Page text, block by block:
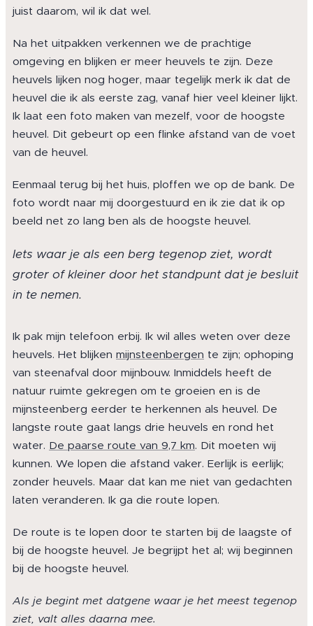
juist daarom, wil ik dat wel.
Na het uitpakken verkennen we de prachtige
omgeving en blijken er meer heuvels te zijn. Deze
heuvels lijken nog hoger, maar tegelijk merk ik dat de
heuvel die ik als eerste zag, vanaf hier veel kleiner lijkt.
Ik laat een foto maken van mezelf, voor de hoogste
heuvel. Dit gebeurt op een flinke afstand van de voet
van de heuvel.
Eenmaal terug bij het huis, ploffen we op de bank. De
foto wordt naar mij doorgestuurd en ik zie dat ik op
beeld net zo lang ben als de hoogste heuvel.
Iets waar je als een berg tegenop ziet, wordt
groter of kleiner door het standpunt dat je besluit
in te nemen.
Ik pak mijn telefoon erbij. Ik wil alles weten over deze
heuvels. Het blijken mijnsteenbergen te zijn; ophoping
van steenafval door mijnbouw. Inmiddels heeft de
natuur ruimte gekregen om te groeien en is de
mijnsteenberg eerder te herkennen als heuvel. De
langste route gaat langs drie heuvels en rond het
water. De paarse route van 9,7 km. Dit moeten wij
kunnen. We lopen die afstand vaker. Eerlijk is eerlijk;
zonder heuvels. Maar dat kan me niet van gedachten
laten veranderen. Ik ga die route lopen.
De route is te lopen door te starten bij de laagste of
bij de hoogste heuvel. Je begrijpt het al; wij beginnen
bij de hoogste heuvel.
Als je begint met datgene waar je het meest tegenop
ziet, valt alles daarna mee.